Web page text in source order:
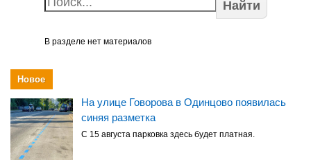
Найти
В разделе нет материалов
Новое
На улице Говорова в Одинцово появилась
синяя разметка
С 15 августа парковка здесь будет платная.